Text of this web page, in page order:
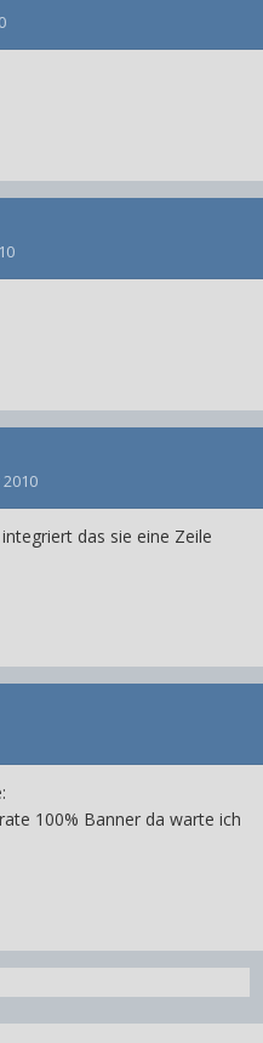
das sie eine Zeile
100% Banner da warte ich